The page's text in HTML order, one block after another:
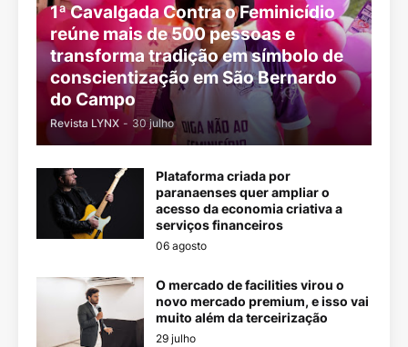
1ª Cavalgada Contra o Feminicídio
reúne mais de 500 pessoas e
transforma tradição em símbolo de
conscientização em São Bernardo
do Campo
Revista LYNX - 30 julho
Plataforma criada por
paranaenses quer ampliar o
acesso da economia criativa a
serviços financeiros
06 agosto
O mercado de facilities virou o
novo mercado premium, e isso vai
muito além da terceirização
29 julho